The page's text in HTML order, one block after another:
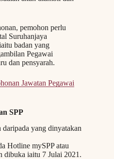
pemohon perlu
Suruhanjaya
badan yang
Pegawai
dan pensyarah.
Jawatan Pegawai
SPP
daripada yang dinyatakan
Hotline mySPP atau
dibuka iaitu 7 Julai 2021.